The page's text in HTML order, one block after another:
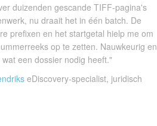
duizenden gescande TIFF-pagina's
nu draait het in één batch. De
prefixen en het startgetal hielp me om
op te zetten. Nauwkeurig en
een dossier nodig heeft."
eDiscovery-specialist, juridisch